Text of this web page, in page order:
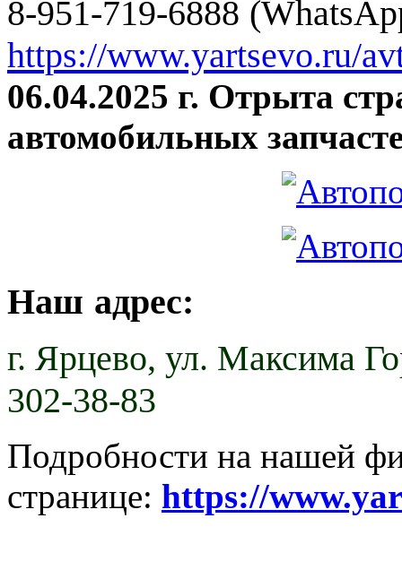
8-951-719-6888
https://www.yartsevo.ru/
06.04.2025 г. Отрыта
автомобильных
Наш адрес:
г. Ярцево, ул. Максима
302-38-83
Подробности на нашей
странице: https://